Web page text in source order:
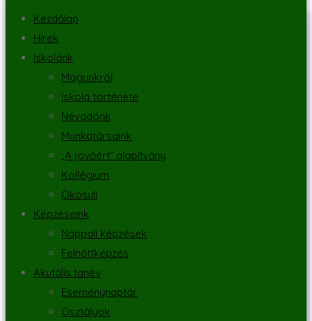
Kezdőlap
Hírek
Iskolánk
Magunkról
Iskola története
Névadónk
Munkatársaink
„A jövőért” alapítvány
Kollégium
Ökosuli
Képzéseink
Nappali képzések
Felnőttképzés
Akutális tanév
Eseménynaptár
Osztályok